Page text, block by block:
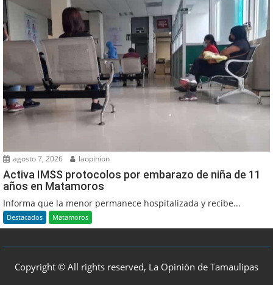
agosto 7, 2026 laopinion
Activa IMSS protocolos por embarazo de niña de 11
años en Matamoros
Informa que la menor permanece hospitalizada y recibe...
Destacados Matamoros
Copyright © All rights reserved, La Opinión de Tamaulipas